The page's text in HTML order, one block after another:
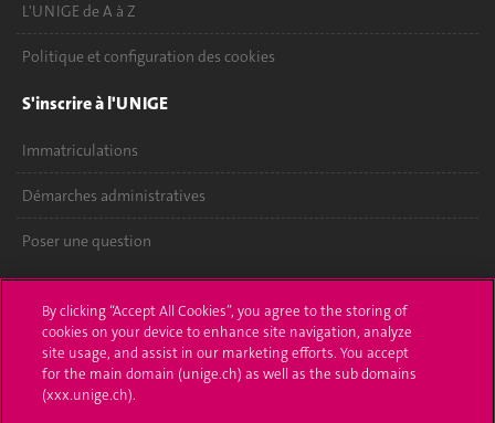
L'UNIGE de A à Z
Politique et configuration des cookies
S'inscrire à l'UNIGE
Immatriculations
Démarches administratives
Poser une question
L'UNIGE vous informe
UNIGE Mobile
Médias
By clicking “Accept All Cookies”, you agree to the storing of
cookies on your device to enhance site navigation, analyze
site usage, and assist in our marketing efforts. You accept
for the main domain (unige.ch) as well as the sub domains
(xxx.unige.ch).